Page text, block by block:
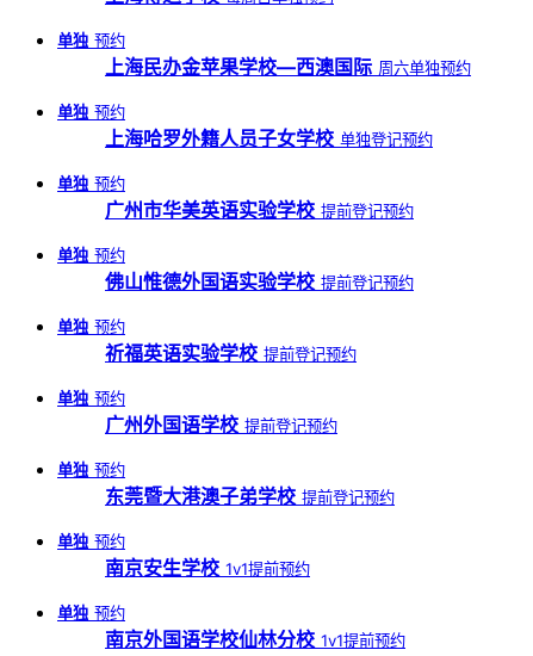
单独 预约
上海民办金苹果学校—西澳国际 周六单独预约
单独 预约
上海哈罗外籍人员子女学校 单独登记预约
单独 预约
广州市华美英语实验学校 提前登记预约
单独 预约
佛山惟德外国语实验学校 提前登记预约
单独 预约
祈福英语实验学校 提前登记预约
单独 预约
广州外国语学校 提前登记预约
单独 预约
东莞暨大港澳子弟学校 提前登记预约
单独 预约
南京安生学校 1v1提前预约
单独 预约
南京外国语学校仙林分校 1v1提前预约